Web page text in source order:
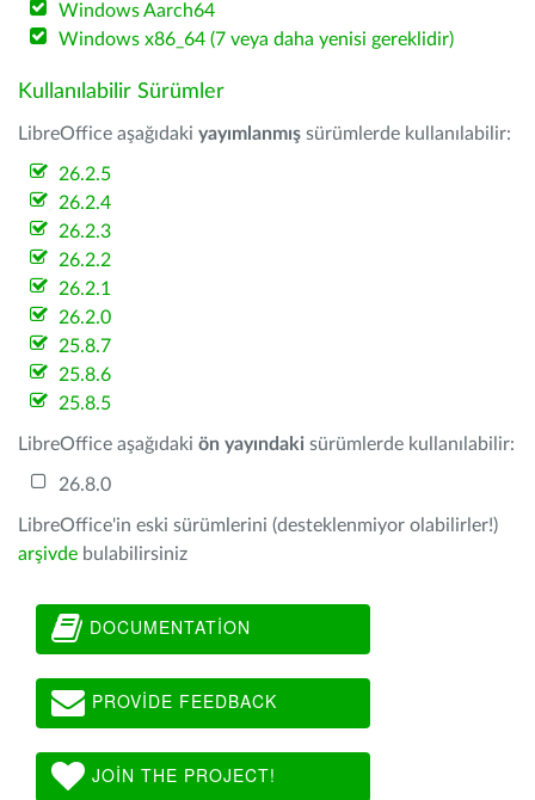
Windows Aarch64
Windows x86_64 (7 veya daha yenisi gereklidir)
Kullanılabilir Sürümler
LibreOffice aşağıdaki yayımlanmış sürümlerde kullanılabilir:
26.2.5
26.2.4
26.2.3
26.2.2
26.2.1
26.2.0
25.8.7
25.8.6
25.8.5
LibreOffice aşağıdaki ön yayındaki sürümlerde kullanılabilir:
26.8.0
LibreOffice'in eski sürümlerini (desteklenmiyor olabilirler!)
arşivde bulabilirsiniz
DOCUMENTATION
PROVIDE FEEDBACK
JOIN THE PROJECT!